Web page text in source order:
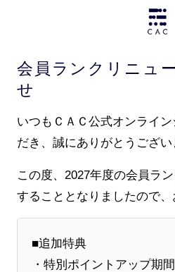
会員ランクリニュ
せ
いつもＣＡＣ公式オンライ
だき、誠にありがとうござい
この度、2027年度の会員ラ
することとなりましたので、
■追加特典
・特別ポイントアップ期間